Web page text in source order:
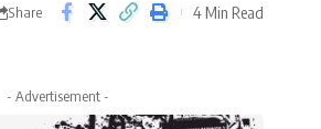
Share 4 Min Read
- Advertisement -